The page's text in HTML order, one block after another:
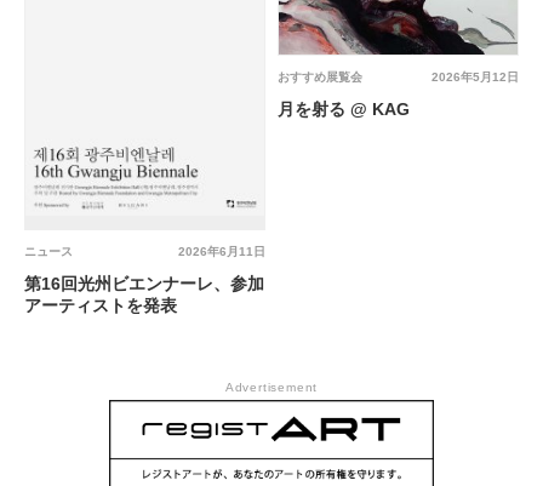
2026年6月11日
ニュース
第16回光州ビエンナーレ、参加
アーティストを発表
2026年5月12日
おすすめ展覧会
月を射る @ KAG
Advertisement